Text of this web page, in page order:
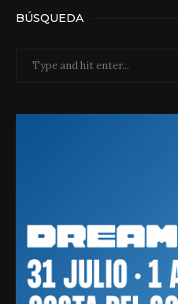
BÚSQUEDA